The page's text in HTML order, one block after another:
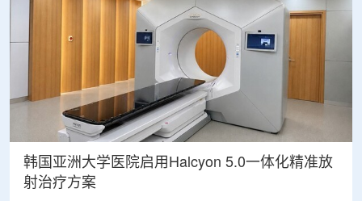
韩国亚洲大学医院启用Halcyon 5.0一体化精准放
射治疗方案